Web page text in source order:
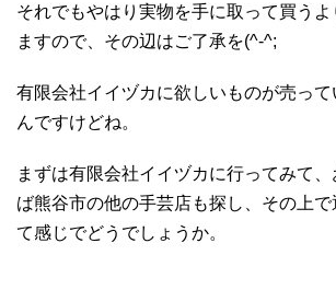
それでもやはり実物を手に取って買うよ
ますので、その辺はご了承を(^-^;
有限会社イイヅカに欲しいものが売っ
んですけどね。
まずは有限会社イイヅカに行ってみて
ば熊谷市の他の手芸店も探し、その上
て感じでどうでしょうか。